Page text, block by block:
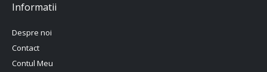
Informatii
Despre noi
Contact
Contul Meu